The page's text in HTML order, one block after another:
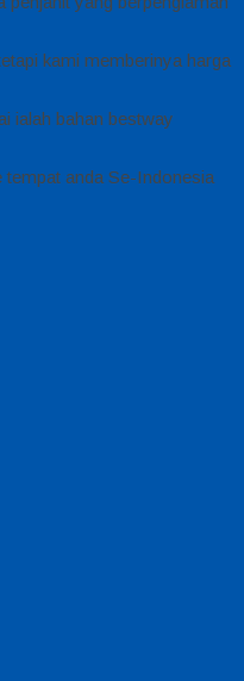
kami memberinya harga
ialah bahan bestway
tempat anda Se-Indonesia